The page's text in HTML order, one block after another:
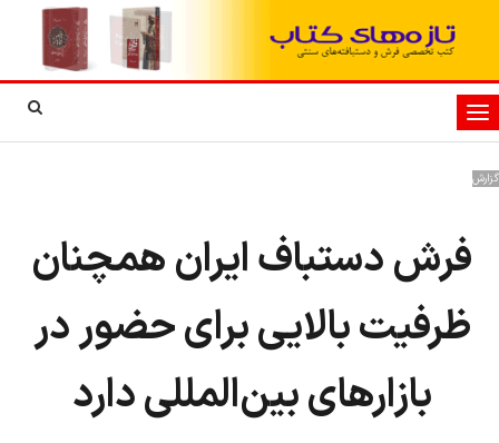
تغییر
وضعیت
گزارش
فرش دستباف ایران همچنان
ظرفیت بالایی برای حضور در
بازارهای بین‌المللی دارد